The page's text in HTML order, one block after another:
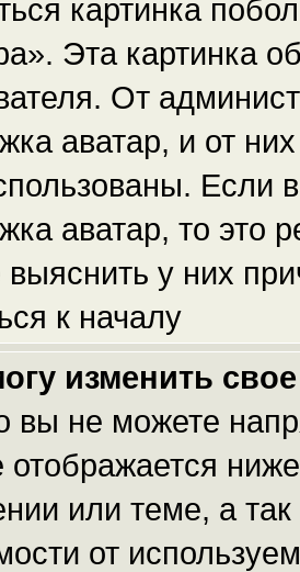
картинка
Эта картинка
От
аватар, и от
Если
аватар, то это
выяснить у них
к началу
изменить
вы не можете
отображается
или теме, а
от